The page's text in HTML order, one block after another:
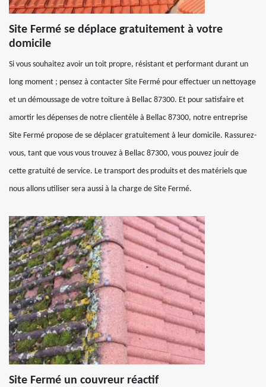
Site Fermé se déplace gratuitement à votre
domicile
Si vous souhaitez avoir un toit propre, résistant et performant durant un
long moment ; pensez à contacter Site Fermé pour effectuer un nettoyage
et un démoussage de votre toiture à Bellac 87300. Et pour satisfaire et
amortir les dépenses de notre clientèle à Bellac 87300, notre entreprise
Site Fermé propose de se déplacer gratuitement à leur domicile. Rassurez-
vous, tant que vous vous trouvez à Bellac 87300, vous pouvez jouir de
cette gratuité de service. Le transport des produits et des matériels que
nous allons utiliser sera aussi à la charge de Site Fermé.
Site Fermé un couvreur réactif